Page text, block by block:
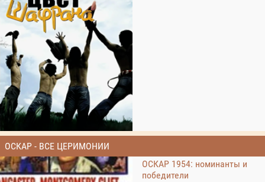
ОСКАР - ВСЕ ЦЕРИМОНИИ
ОСКАР 1954: номинанты и
победители